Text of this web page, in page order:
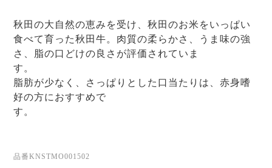
秋田の大自然の恵みを受け、秋田のお米をいっぱい
食べて育った秋田牛。肉質の柔らかさ、うま味の強
さ、脂の口どけの良さが評価されていま
脂肪が少なく、さっぱりとした口当たりは、赤身嗜
好の方におすすめで
す
品番KNSTMO001502